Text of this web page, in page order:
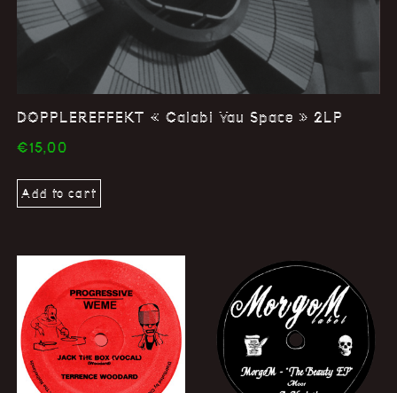
DOPPLEREFFEKT « Calabi Yau Space » 2LP
€15,00
Add to cart